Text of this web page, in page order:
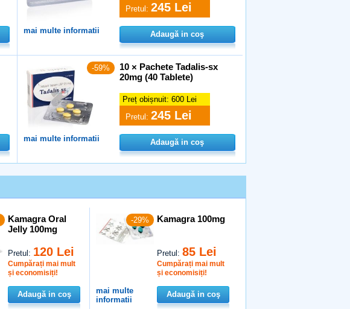
Pretul: 245 Lei
mai multe informatii Adaugă in coş
-59%
10 × Pachete Tadalis-sx
20mg (40 Tablete)
Preț obișnuit: 600 Lei
Pretul: 245 Lei
mai multe informatii Adaugă in coş
Kamagra Oral
Jelly 100mg
Pretul: 120 Lei
Cumpărați mai mult
și economisiți!
Adaugă in coş
-29% Kamagra 100mg
Pretul:85 Lei
Cumpărați mai mult
și economisiți!
mai multe
informatii
Adaugă in coş